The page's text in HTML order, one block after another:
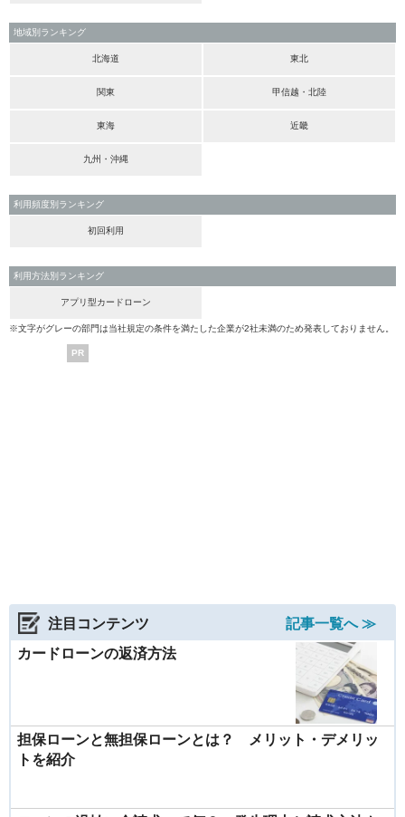
地域別ランキング
北海道 東北
関東 甲信越・北陸
東海 近畿
九州・沖縄
利用頻度別ランキング
初回利用
利用方法別ランキング
アプリ型カードローン
※文字がグレーの部門は当社規定の条件を満たした企業が2社未満のため発表しておりません。
PR
注目コンテンツ
記事一覧へ ≫
カードローンの返済方法
担保ローンと無担保ローンとは？ メリット・デメリッ
トを紹介